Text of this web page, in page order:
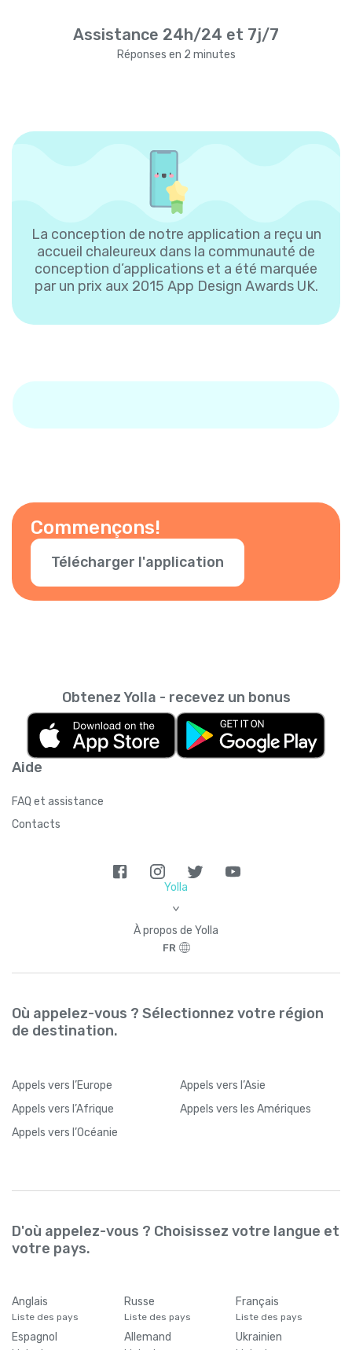
Assistance 24h/24 et 7j/7
Réponses en 2 minutes
La conception de notre application a reçu un
accueil chaleureux dans la communauté de
conception d’applications et a été marquée
par un prix aux 2015 App Design Awards UK.
Commençons!
Télécharger l'application
Aide
FAQ et assistance
Contacts
Obtenez Yolla - recevez un bonus
Yolla
>
À propos de Yolla
FR
Où appelez-vous ? Sélectionnez votre région
de destination.
Appels vers l’Europe Appels vers l’Asie
Appels vers l’Afrique Appels vers les Amériques
Appels vers l’Océanie
D'où appelez-vous ? Choisissez votre langue et
votre pays.
Anglais
Liste des pays
Russe
Liste des pays
Français
Liste des pays
Espagnol Allemand Ukrainien